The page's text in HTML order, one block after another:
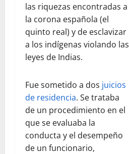
las riquezas encontradas a
la corona española (el
quinto real) y de esclavizar
a los indígenas violando las
leyes de Indias.
Fue sometido a dos juicios
de residencia. Se trataba
de un procedimiento en el
que se evaluaba la
conducta y el desempeño
de un funcionario,